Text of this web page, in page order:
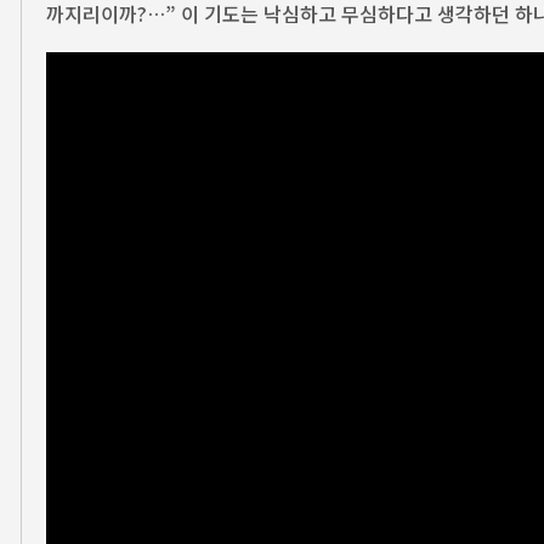
까지리이까?…” 이 기도는 낙심하고 무심하다고 생각하던 하